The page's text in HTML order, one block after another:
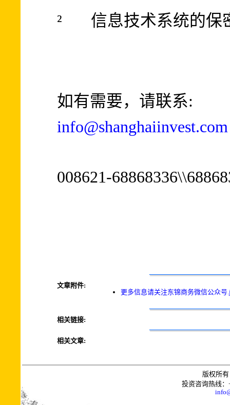
²
信息技术系统的保
如有需要，请联系:
info@shanghaiinvest.com
008621-
文章附件:
更多信息请关注东锦商务微信公众号
相关链接:
相关文章:
版权所
投资咨询热线：